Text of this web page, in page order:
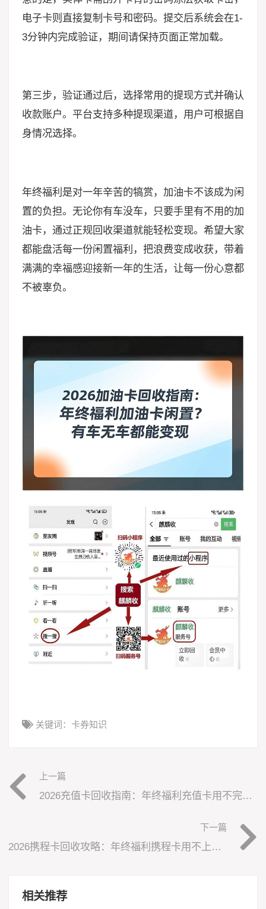
电子卡则直接复制卡号和密码。提交后系统会在1-
3分钟内完成验证，期间请保持页面正常加载。
第三步，验证通过后，选择常用的提现方式并确认
收款账户。平台支持多种提现渠道，用户可根据自
身情况选择。
年终福利是对一年辛苦的犒赏，加油卡不该成为闲
置的负担。无论你有车没车，只要手里有不用的加
油卡，通过正规回收渠道就能轻松变现。希望大家
都能盘活每一份闲置福利，把浪费变成收获，带着
满满的幸福感迎接新一年的生活，让每一份心意都
不被辜负。
关键词： 卡券知识
上一篇
2026充值卡回收指南：年终福利充值卡用不完？安全变现看这里
下一篇
2026携程卡回收攻略：年终福利携程卡用不上？安全变现很省心
相关推荐